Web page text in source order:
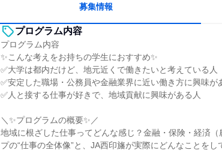
募集情報
プログラム内容
プログラム内容
✨こんな考えをお持ちの学生におすすめ✨
✅大学は都内だけど、地元近くで働きたいと考えている人
✅安定した職場・公務員や金融業界に近い働き方に興味が
✅人と接する仕事が好きで、地域貢献に興味がある人
＼✨プログラムの概要✨／
地域に根ざした仕事ってどんな感じ？金融・保険・経済
プの“仕事の全体像”と、JA西印旛が実際にどんなことを